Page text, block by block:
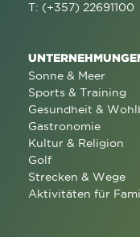
T: (+357) 22691100
Sonne & Meer
Sports & Training
Gesundheit &
Gastronomie
Kultur & Religion
Golf
Strecken & Wege
Aktivitäten für